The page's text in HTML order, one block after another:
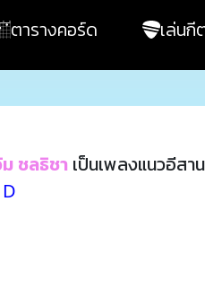
ตารางคอร์ด เล่นกี
ชลธิชา เป็นเพลงแนวอีสา